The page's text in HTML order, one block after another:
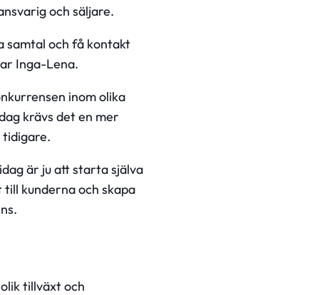
och säljare.
samtal och få kontakt
Inga-Lena.
inom olika
krävs det en mer
tidigare.
är ju att starta själva
kunderna och skapa
tillväxt och